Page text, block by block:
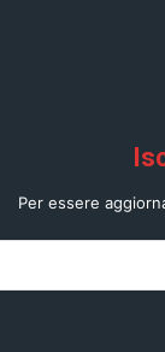
Per essere